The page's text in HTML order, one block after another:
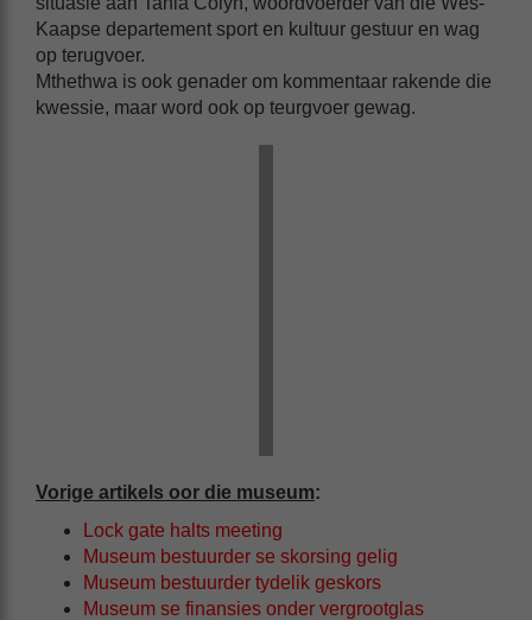
Kaapse departement sport en kultuur gestuur en wag
op terugvoer.
Mthethwa is ook genader om kommentaar rakende die
kwessie, maar word ook op teurgvoer gewag.
Vorige artikels oor die museum:
Lock gate halts meeting
Museum bestuurder se skorsing gelig
Museum bestuurder tydelik geskors
Museum se finansies onder vergrootglas